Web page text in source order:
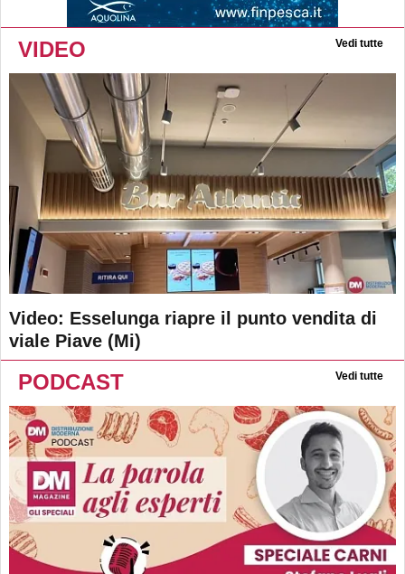
VIDEO Vedi tutte
Video: Esselunga riapre il punto vendita di
viale Piave (Mi)
PODCAST Vedi tutte